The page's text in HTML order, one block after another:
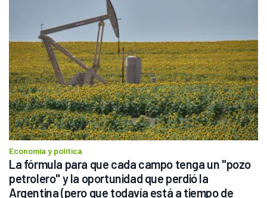
Economía y política
La fórmula para que cada campo tenga un "pozo
petrolero" y la oportunidad que perdió la
Argentina (pero que todavía está a tiempo de